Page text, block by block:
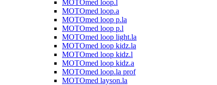
MOTOmed loop.l
MOTOmed loop.a
MOTOmed loop p.la
MOTOmed loop p.l
MOTOmed loop light.la
MOTOmed loop kidz.la
MOTOmed loop kidz.l
MOTOmed loop kidz.a
MOTOmed loop.la prof
MOTOmed layson.la